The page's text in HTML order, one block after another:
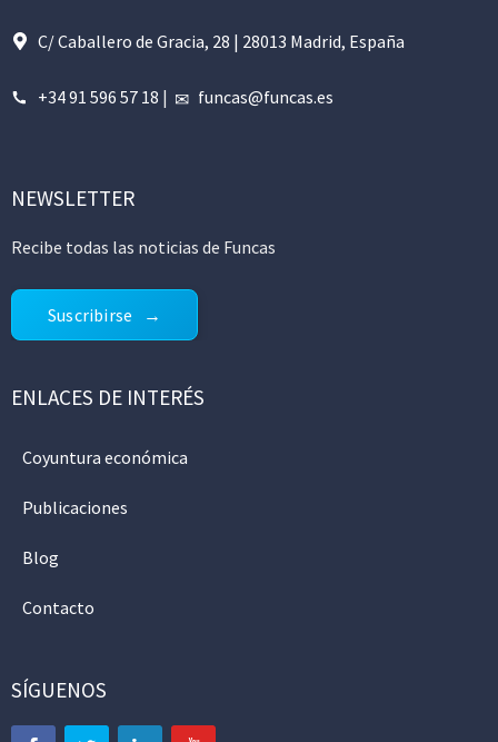
C/ Caballero de Gracia, 28 | 28013 Madrid, España
+34 91 596 57 18 | funcas@funcas.es
NEWSLETTER
Recibe todas las noticias de Funcas
Suscribirse
ENLACES DE INTERÉS
Coyuntura económica
Publicaciones
Blog
Contacto
SÍGUENOS